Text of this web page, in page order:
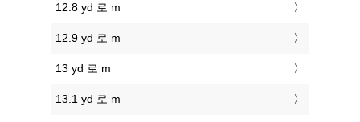
12.8 yd 로 m
12.9 yd 로 m
13 yd 로 m
13.1 yd 로 m